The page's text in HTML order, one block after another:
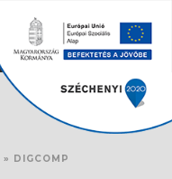
» DIGCOMP